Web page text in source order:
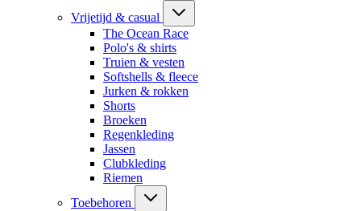
Vrijetijd & casual
The Ocean Race
Polo's & shirts
Truien & vesten
Softshells & fleece
Jurken & rokken
Shorts
Broeken
Regenkleding
Jassen
Clubkleding
Riemen
Toebehoren